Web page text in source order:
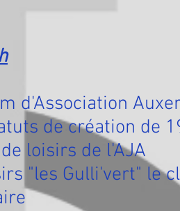
d'Association
de création de
loisirs de l'AJA
"les Gulli'vert" le